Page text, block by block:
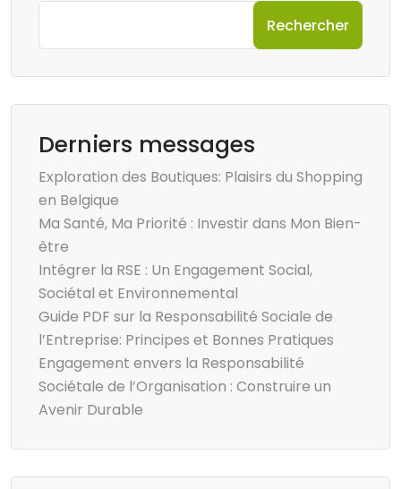
Rechercher
Derniers messages
Exploration des Boutiques: Plaisirs du Shopping
en Belgique
Ma Santé, Ma Priorité : Investir dans Mon Bien-
être
Intégrer la RSE : Un Engagement Social,
Sociétal et Environnemental
Guide PDF sur la Responsabilité Sociale de
l’Entreprise: Principes et Bonnes Pratiques
Engagement envers la Responsabilité
Sociétale de l’Organisation : Construire un
Avenir Durable